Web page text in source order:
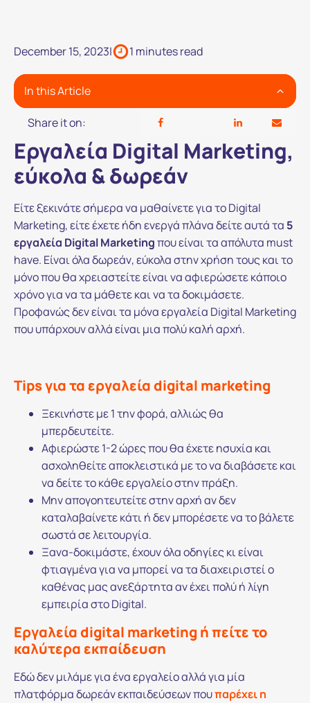
December 15, 2023| 1 minutes read
In this Article
Share it on:
Εργαλεία Digital Marketing,
εύκολα & δωρεάν
Είτε ξεκινάτε σήμερα να μαθαίνετε για το Digital
Marketing, είτε έχετε ήδη ενεργά πλάνα δείτε αυτά τα 5
εργαλεία Digital Marketingπου είναι τα απόλυτα must
have. Είναι όλα δωρεάν, εύκολα στην χρήση τους και το
μόνο που θα χρειαστείτε είναι να αφιερώσετε κάποιο
χρόνο για να τα μάθετε και να τα δοκιμάσετε.
Προφανώς δεν είναι τα μόνα εργαλεία Digital Marketing
που υπάρχουν αλλά είναι μια πολύ καλή αρχή.
Tips για τα εργαλεία digital marketing
Ξεκινήστε με 1 την φορά, αλλιώς θα
μπερδευτείτε.
Αφιερώστε 1-2 ώρες που θα έχετε ησυχία και
ασχοληθείτε αποκλειστικά με το να διαβάσετε και
να δείτε το κάθε εργαλείο στην πράξη.
Μην απογοητευτείτε στην αρχή αν δεν
καταλαβαίνετε κάτι ή δεν μπορέσετε να το βάλετε
σωστά σε λειτουργία.
Ξανα-δοκιμάστε, έχουν όλα οδηγίες κι είναι
φτιαγμένα για να μπορεί να τα διαχειριστεί ο
καθένας μας ανεξάρτητα αν έχει πολύ ή λίγη
εμπειρία στο Digital.
Εργαλεία digital marketing ή πείτε το
καλύτερα εκπαίδευση
Εδώ δεν μιλάμε για ένα εργαλείο αλλά για μία
πλατφόρμα δωρεάν εκπαιδεύσεων πουπαρέχει η